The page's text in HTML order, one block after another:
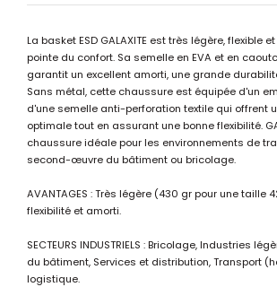
La basket ESD GALAXITE est très légère, flexible
pointe du confort. Sa semelle en EVA et en
garantit un excellent amorti, une grande
Sans métal, cette chaussure est équipée d'un
d'une semelle anti-perforation textile qui offrent
optimale tout en assurant une bonne flexibilité.
chaussure idéale pour les environnements de
second-œuvre du bâtiment ou bricolage.
AVANTAGES : Très légère (430 gr pour une taille
flexibilité et amorti.
SECTEURS INDUSTRIELS : Bricolage, Industries
du bâtiment, Services et distribution, Transport
logistique.